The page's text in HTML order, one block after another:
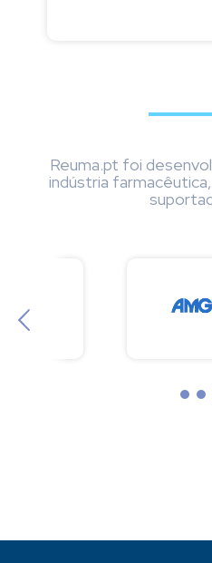
Reuma.pt foi
indústria